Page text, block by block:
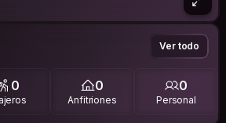
Ver todo
0 0
Anfitriones
0
Personal